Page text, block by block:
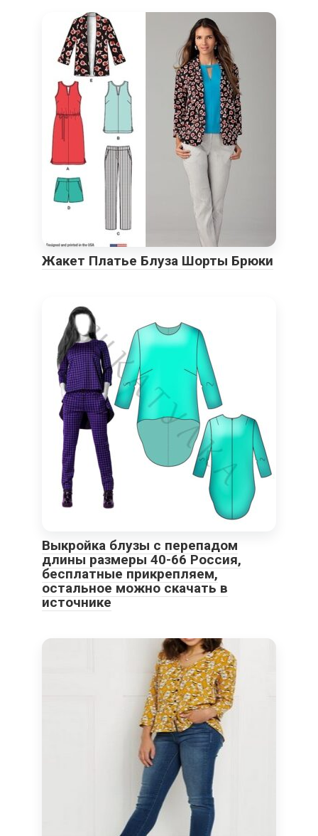
Жакет Платье Блуза Шорты Брюки
Выкройка блузы с перепадом
длины размеры 40-66 Россия,
бесплатные прикрепляем,
остальное можно скачать в
источнике